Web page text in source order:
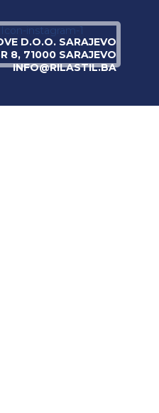
Icon-instagram-1
D.O.O. SARAJEVO
8, 71000 SARAJEVO
INFO@RILASTIL.BA